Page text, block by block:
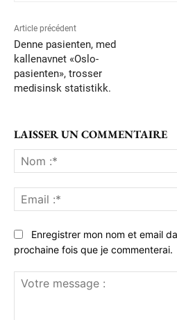
Article précédent
Denne pasienten, med
kallenavnet «Oslo-
pasienten», trosser
medisinsk statistikk.
LAISSER UN COMMENTAIRE
Enregistrer mon nom et email
prochaine fois que je commenterai.